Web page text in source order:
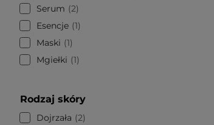
Serum
2
Esencje 1
Maski
1
Mgiełki
1
Rodzaj skóry
Dojrzała
2